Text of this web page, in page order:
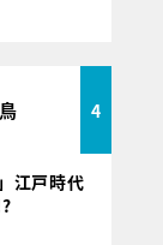
4
江戸時代